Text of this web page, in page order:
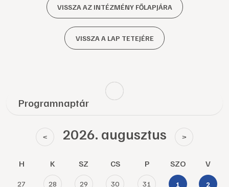
VISSZA AZ INTÉZMÉNY FŐLAPJÁRA
VISSZA A LAP TETEJÉRE
Programnaptár
< 2026. augusztus >
H K SZ CS P SZO V
27 28 29 30 31 1 2